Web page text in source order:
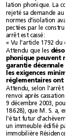
arrêt est cassé: